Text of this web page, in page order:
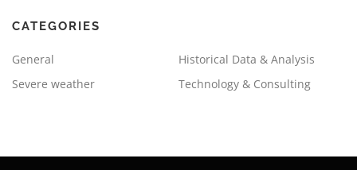
CATEGORIES
General
Historical Data & Analysis
Severe weather
Technology & Consulting